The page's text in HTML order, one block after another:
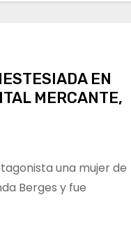
EN
MERCANTE,
una mujer de
Berges y fue